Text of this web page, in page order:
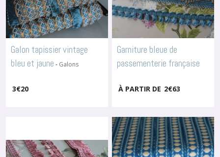
Galon tapissier vintage
bleu et jaune - Galons
3€20
Garniture bleue de
passementerie française
embrasse à rideaux, 2419
À PARTIR DE 2€63